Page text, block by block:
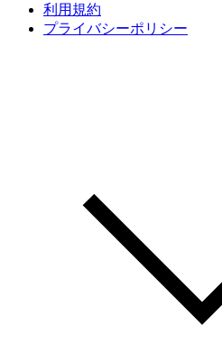
利用規約
プライバシーポリシー